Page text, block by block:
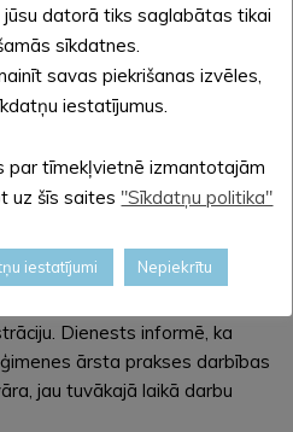
gadu vecumam…
ārsta praksi
saņēmusi Nacionālā veselības
vēstuli par jaunas
Dienests informē, ka
ārsta prakses darbības
jau tuvākajā laikā darbu
jūsu datorā tiks saglabātas tikai
sīkdatnes.
savas piekrišanas izvēles,
iestatījumus.
par tīmekļvietnē izmantotajām
uz šīs saites "Sīkdatņu politika"
iestatījumi Nepiekrītu